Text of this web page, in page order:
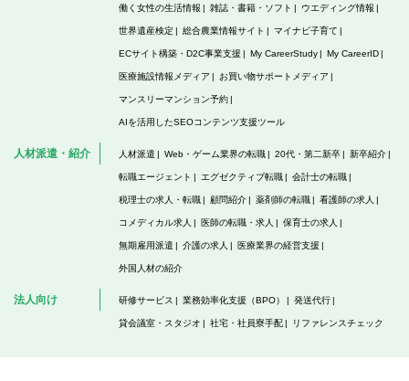
働く女性の生活情報 雑誌・書籍・ソフト ウエディング情報
世界遺産検定 総合農業情報サイト マイナビ子育て
ECサイト構築・D2C事業支援 My CareerStudy My CareerID
医療施設情報メディア お買い物サポートメディア
マンスリーマンション予約
AIを活用したSEOコンテンツ支援ツール
人材派遣・紹介 人材派遣 Web・ゲーム業界の転職 20代・第二新卒 新卒紹介
転職エージェント エグゼクティブ転職 会計士の転職
税理士の求人・転職 顧問紹介 薬剤師の転職 看護師の求人
コメディカル求人 医師の転職・求人 保育士の求人
無期雇用派遣 介護の求人 医療業界の経営支援
外国人材の紹介
法人向け 研修サービス 業務効率化支援（BPO） 発送代行
貸会議室・スタジオ 社宅・社員寮手配 リファレンスチェック